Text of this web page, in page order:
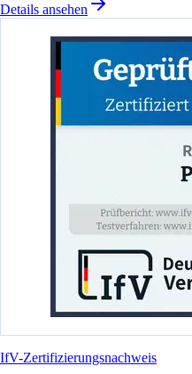
Details ansehen
IfV-Zertifizierungsnachweis